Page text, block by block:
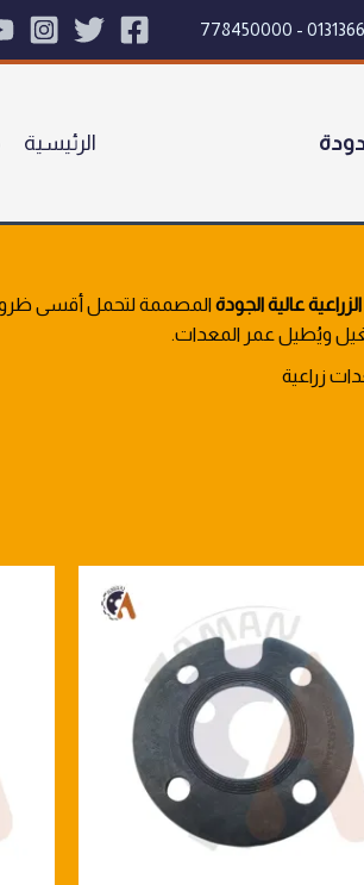
الرئيسية
عالية الجودة المصممة لتحمل أقسى ظروف
ويُطيل عمر المعدات.
زراعية